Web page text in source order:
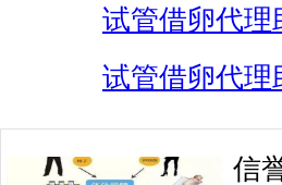
试管借卵代理
试管借卵代理
信